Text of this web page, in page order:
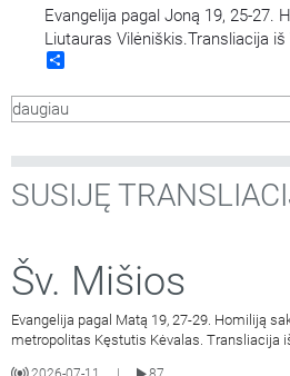
Evangelija pagal Joną 19, 25-27.
Liutauras Vilėniškis.Transliacija iš
bažnyčios. Aušros Vartų Švč.
daugiau
SUSIJĘ
Šv. Mišios
Evangelija pagal Matą 19, 27-29. Homiliją
metropolitas Kęstutis Kėvalas. Transliacija